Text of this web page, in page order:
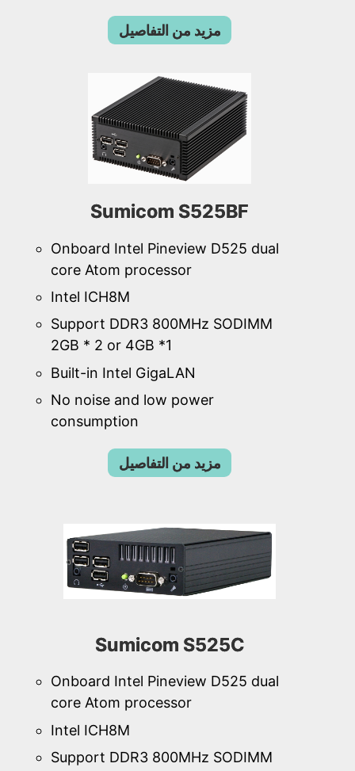
مزيد من التفاصيل
Sumicom S525BF
Onboard Intel Pineview D525 dual
core Atom processor
Intel ICH8M
Support DDR3 800MHz SODIMM
2GB * 2 or 4GB *1
Built-in Intel GigaLAN
No noise and low power
consumption
مزيد من التفاصيل
Sumicom S525C
Onboard Intel Pineview D525 dual
core Atom processor
Intel ICH8M
Support DDR3 800MHz SODIMM